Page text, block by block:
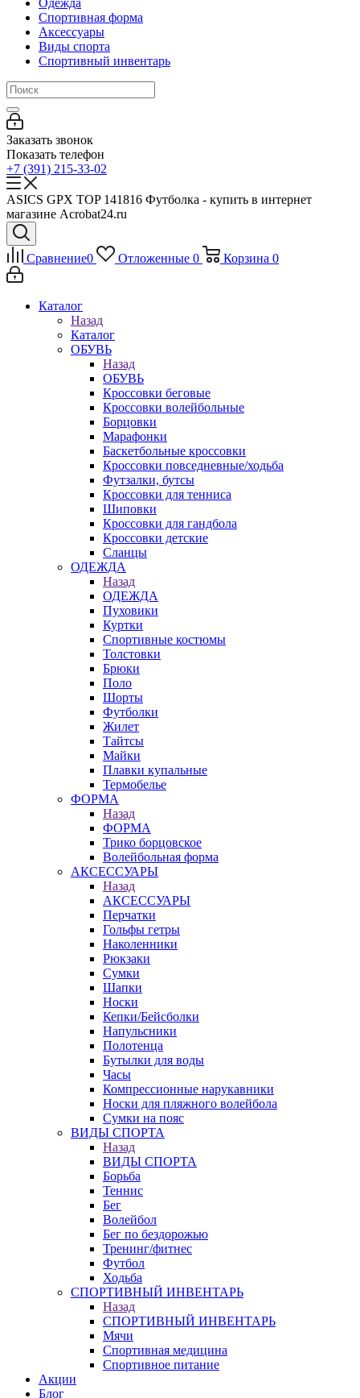
Одежда
Спортивная форма
Аксессуары
Виды спорта
Спортивный инвентарь
Заказать звонок
Показать телефон
+7 (391) 215-33-02
ASICS GPX TOP 141816 Футболка - купить в интернет
магазине Acrobat24.ru
Сравнение0 Отложенные 0 Корзина 0
Каталог
Назад
Каталог
ОБУВЬ
Назад
ОБУВЬ
Кроссовки беговые
Кроссовки волейбольные
Борцовки
Марафонки
Баскетбольные кроссовки
Кроссовки повседневные/ходьба
Футзалки, бутсы
Кроссовки для тенниса
Шиповки
Кроссовки для гандбола
Кроссовки детские
Сланцы
ОДЕЖДА
Назад
ОДЕЖДА
Пуховики
Куртки
Спортивные костюмы
Толстовки
Брюки
Поло
Шорты
Футболки
Жилет
Тайтсы
Майки
Плавки купальные
Термобелье
ФОРМА
Назад
ФОРМА
Трико борцовское
Волейбольная форма
АКСЕССУАРЫ
Назад
АКСЕССУАРЫ
Перчатки
Гольфы гетры
Наколенники
Рюкзаки
Сумки
Шапки
Носки
Кепки/Бейсболки
Напульсники
Полотенца
Бутылки для воды
Часы
Компрессионные нарукавники
Носки для пляжного волейбола
Сумки на пояс
ВИДЫ СПОРТА
Назад
ВИДЫ СПОРТА
Борьба
Теннис
Бег
Волейбол
Бег по бездорожью
Тренинг/фитнес
Футбол
Ходьба
СПОРТИВНЫЙ ИНВЕНТАРЬ
Назад
СПОРТИВНЫЙ ИНВЕНТАРЬ
Мячи
Спортивная медицина
Спортивное питание
Акции
Блог